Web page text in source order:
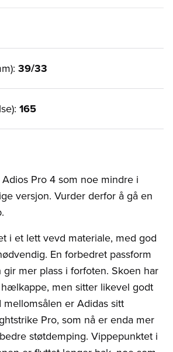
39/33
165
Pro 4 som noe mindre i
versjon. Vurder derfor å gå en
i et lett vevd materiale, med god
En forbedret passform
mer plass i forfoten. Skoen har
men sitter likevel godt
er Adidas sitt
Pro, som nå er enda mer
støtdemping. Vippepunktet i